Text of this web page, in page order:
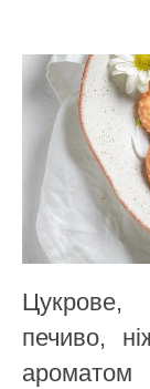
Цукрове,
печиво,